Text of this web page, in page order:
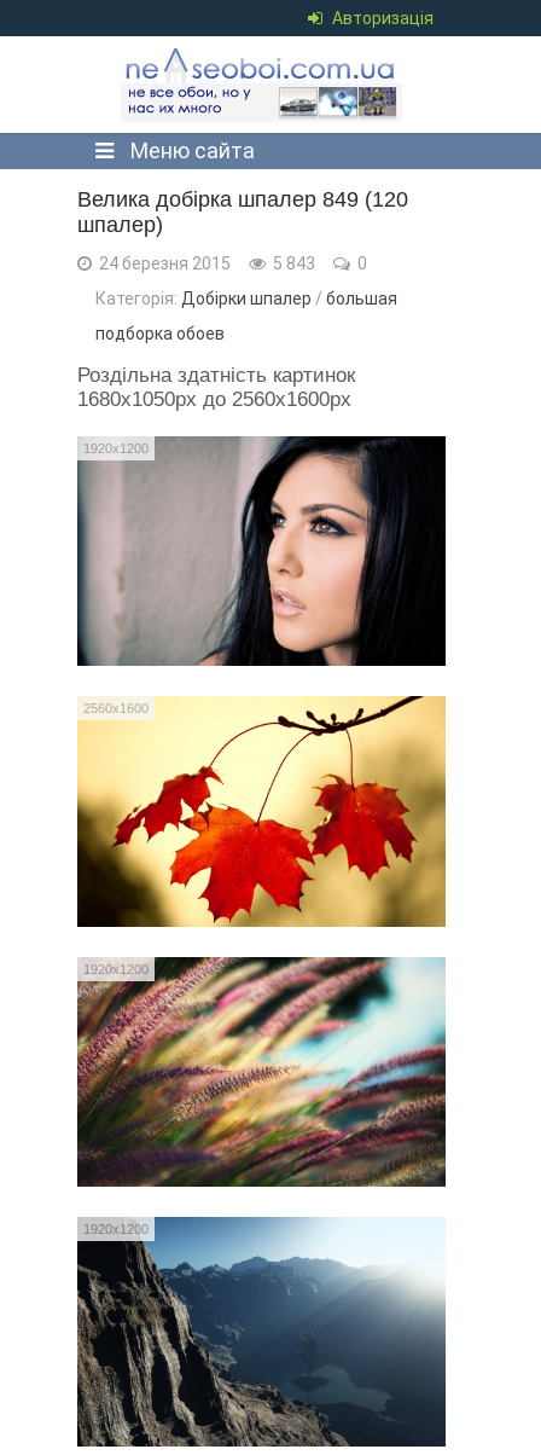
Авторизація
Меню сайта
Велика добірка шпалер 849 (120
шпалер)
24 березня 2015 5 843
0
Категорія: Добірки шпалер / большая
подборка обоев
Роздільна здатність картинок
1680x1050px до 2560x1600px
1920x1200
2560x1600
1920x1200
1920x1200